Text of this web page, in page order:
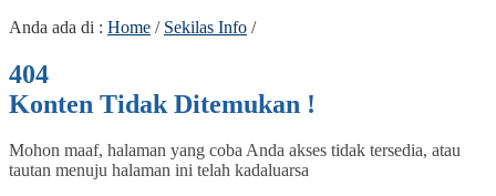
Anda ada di : Home / Sekilas Info /
404
Konten Tidak Ditemukan !
Mohon maaf, halaman yang coba Anda akses tidak tersedia, atau
tautan menuju halaman ini telah kadaluarsa